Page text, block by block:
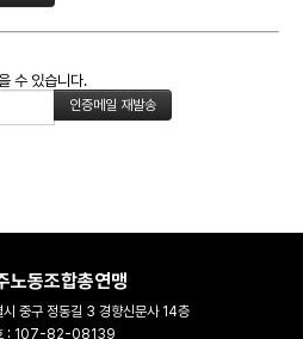
수 있습니다.
노동조합총연맹
중구 정동길 3 경향신문사 14층
: 107-82-08139